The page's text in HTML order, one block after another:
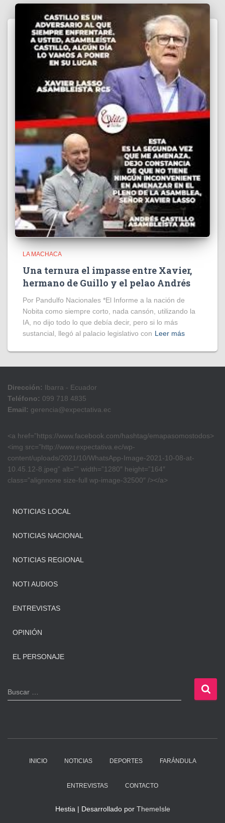
LA MACHACA
Una ternura el impasse entre Xavier,
hermano de Guillo y el pelao Andrés
Por Pandulfo Nacionales *El Informe a la nación de
Nobita como siempre corto, nada cansón, utilizando la
IA, no dijo todo lo que debía decir, pero si lo más
sustancial, llegó al palacio legislativo con Leer más
Dirección: Ibarra - Ecuador
Teléfono: 099 718 4835
Email: gerencia@expectativa.ec
<a href=”https://www.facebook.com/hashtag/emapasomostodos>
<img src=”http://www.expectativa.ec/wp-
content/uploads/2021/10/WhatsApp-Image-2021-10-08-at-
10.45.12-8.jpeg” alt=”” width=”1280″ height=”164″
class=”alignnone size-full wp-image-32500″ /></a>
NOTICIAS LOCAL
NOTICIAS NACIONAL
NOTICIAS REGIONAL
NOTI AUDIOS
ENTREVISTAS
OPINIÓN
EL PERSONAJE
B
u
Buscar …
INICIO NOTICIAS DEPORTES FARÁNDULA
ENTREVISTAS CONTACTO
Hestia | Desarrollado por ThemeIsle